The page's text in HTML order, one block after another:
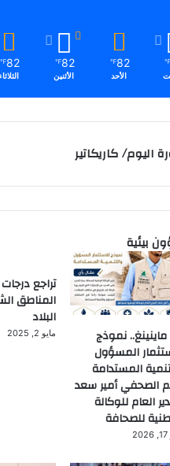
℉
82
℉
الأحد
82
℉
الأثنين
82
℉
اليوم/ كاريكاتير
بيئية
ماينينغ.. نموذج
المسؤول
المستدامة
الصحفي أمير سعد
العام للوكالة
للصحافة
تراجع
المناطق
البلاد
مايو 2, 2025